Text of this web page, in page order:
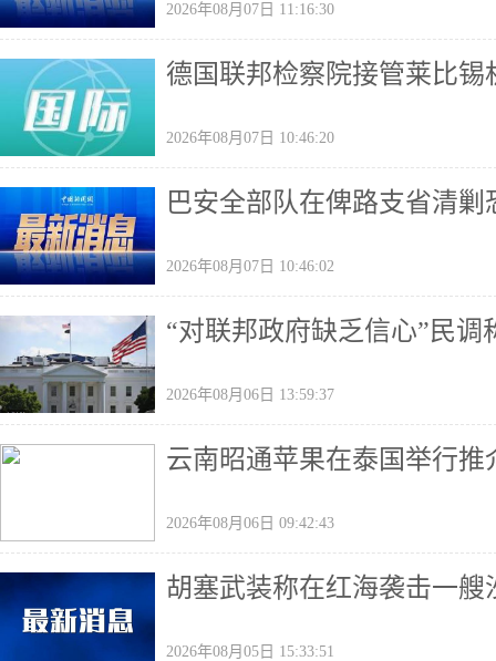
2026年08月07日 11:16:30
德国联邦检察院接管莱比
2026年08月07日 10:46:20
巴安全部队在俾路支省清
2026年08月07日 10:46:02
“对联邦政府缺乏信心”民
2026年08月06日 13:59:37
云南昭通苹果在泰国举行推
2026年08月06日 09:42:43
胡塞武装称在红海袭击一艘
2026年08月05日 15:33:51